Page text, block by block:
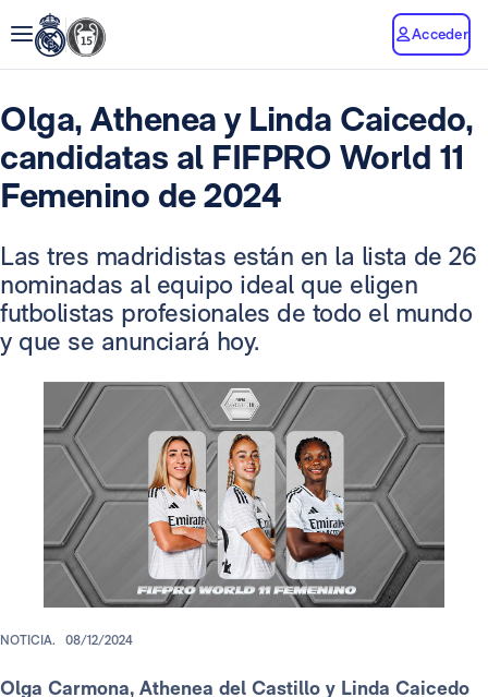
Acceder
Olga, Athenea y Linda Caicedo,
candidatas al FIFPRO World 11
Femenino de 2024
Las tres madridistas están en la lista de 26
nominadas al equipo ideal que eligen
futbolistas profesionales de todo el mundo
y que se anunciará hoy.
NOTICIA. 08/12/2024
Olga Carmona, Athenea del Castillo y Linda Caicedo